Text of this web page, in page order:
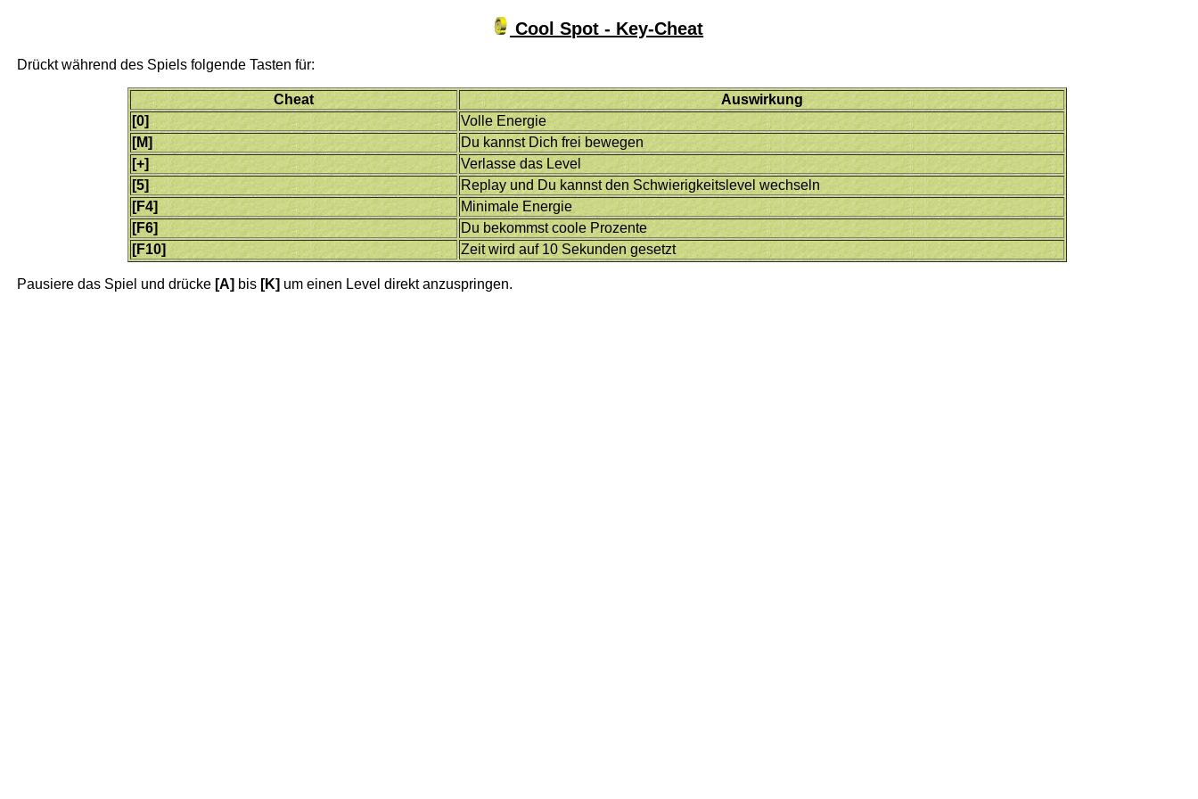
Cool Spot - Key-Cheat
Drückt während des Spiels folgende Tasten für:
Cheat
Auswirkung
[0]
Volle Energie
[M]
Du kannst Dich frei bewegen
[+]
Verlasse das Level
[5]
Replay und Du kannst den Schwierigkeitslevel wechseln
[F4]
Minimale Energie
[F6]
Du bekommst coole Prozente
[F10]
Zeit wird auf 10 Sekunden gesetzt
Pausiere das Spiel und drücke [A] bis [K] um einen Level direkt anzuspringen.